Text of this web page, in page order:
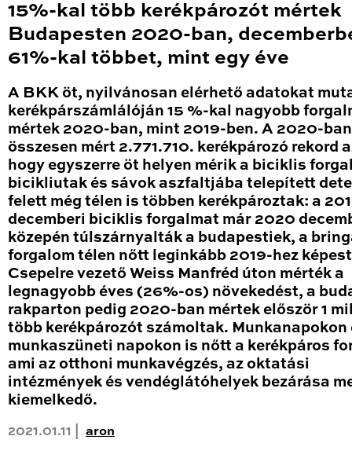
15%-kal több kerékpározót mértek
Budapesten 2020-ban,
61%-kal többet, mint egy éve
A BKK öt, nyilvánosan elérhető adatokat
kerékpárszámlálóján 15 %-kal nagyobb
mértek 2020-ban, mint 2019-ben. A 2020-ban
összesen mért 2.771.710. kerékpározó rekord
hogy egyszerre öt helyen mérik a biciklis
bicikliutak és sávok aszfaltjába telepített
felett még télen is többen kerékpároztak: a
decemberi biciklis forgalmat már 2020
közepén túlszárnyalták a budapestiek, a
forgalom télen nőtt leginkább 2019-hez
Csepelre vezető Weiss Manfréd úton mérték a
legnagyobb éves (26%-os) növekedést, a
rakparton pedig 2020-ban mértek először 1
több kerékpározót számoltak. Munkanapokon
munkaszüneti napokon is nőtt a kerékpáros
ami az otthoni munkavégzés, az oktatási
intézmények és vendéglátóhelyek bezárása
kiemelkedő.
2021.01.11 | aron